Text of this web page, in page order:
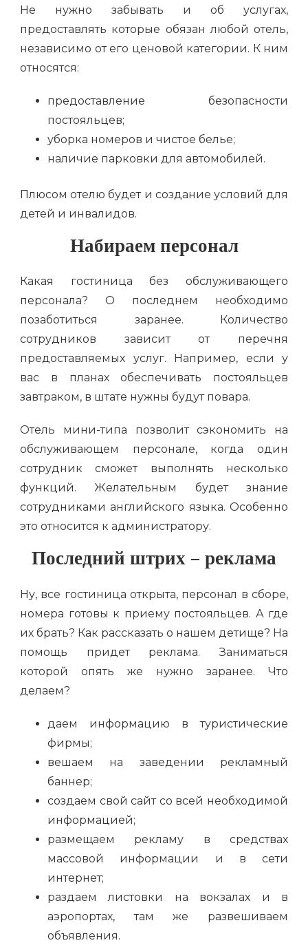
Не нужно забывать и об услугах,
предоставлять которые обязан любой отель,
независимо от его ценовой категории. К ним
относятся:
предоставление безопасности
постояльцев;
уборка номеров и чистое белье;
наличие парковки для автомобилей.
Плюсом отелю будет и создание условий для
детей и инвалидов.
Набираем персонал
Какая гостиница без обслуживающего
персонала? О последнем необходимо
позаботиться заранее. Количество
сотрудников зависит от перечня
предоставляемых услуг. Например, если у
вас в планах обеспечивать постояльцев
завтраком, в штате нужны будут повара.
Отель мини-типа позволит сэкономить на
обслуживающем персонале, когда один
сотрудник сможет выполнять несколько
функций. Желательным будет знание
сотрудниками английского языка. Особенно
это относится к администратору.
Последний штрих – реклама
Ну, все гостиница открыта, персонал в сборе,
номера готовы к приему постояльцев. А где
их брать? Как рассказать о нашем детище? На
помощь придет реклама. Заниматься
которой опять же нужно заранее. Что
делаем?
даем информацию в туристические
фирмы;
вешаем на заведении рекламный
баннер;
создаем свой сайт со всей необходимой
информацией;
размещаем рекламу в средствах
массовой информации и в сети
интернет;
раздаем листовки на вокзалах и в
аэропортах, там же развешиваем
объявления.